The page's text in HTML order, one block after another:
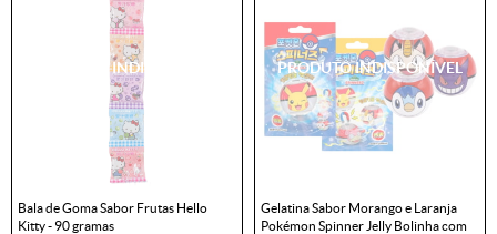
Bala de Goma Sabor Frutas Hello
Kitty - 90 gramas
Gelatina Sabor Morango e Laranja
Pokémon Spinner Jelly Bolinha com